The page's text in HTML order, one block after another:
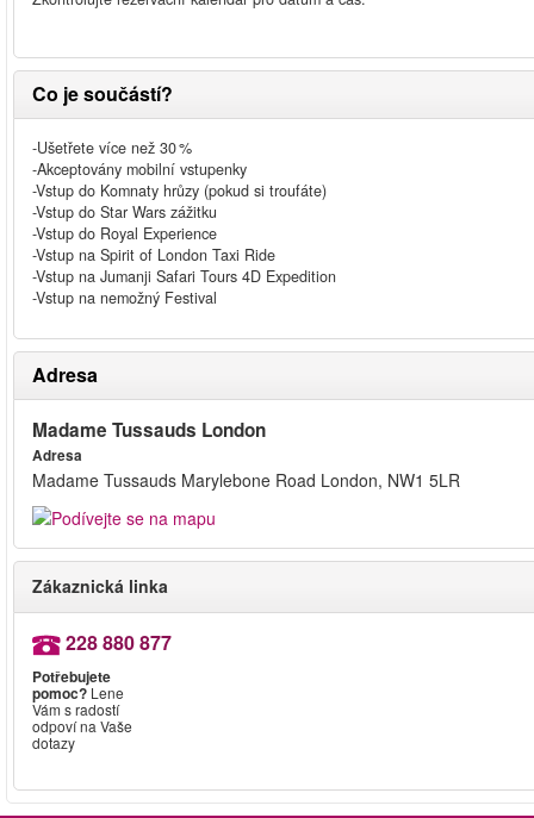
Co je součástí?
-Ušetřete více než 30 %
-Akceptovány mobilní vstupenky
-Vstup do Komnaty hrůzy (pokud si troufáte)
-Vstup do Star Wars zážitku
-Vstup do Royal Experience
-Vstup na Spirit of London Taxi Ride
-Vstup na Jumanji Safari Tours 4D Expedition
-Vstup na nemožný Festival
Adresa
Madame Tussauds London
Adresa
Madame Tussauds Marylebone Road London, NW1 5LR
Zákaznická linka
228 880 877
Potřebujete
pomoc?Lene
Vám s radostí
odpoví na Vaše
dotazy